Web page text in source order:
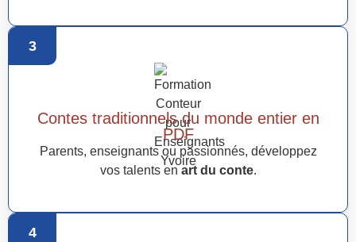
3
Contes traditionnels du monde entier en
PDF
Parents, enseignants ou passionnés, développez
vos talents en art du conte.
4